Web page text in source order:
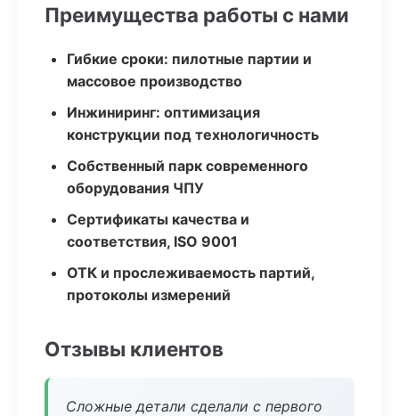
Преимущества работы с нами
Гибкие сроки: пилотные партии и
массовое производство
Инжиниринг: оптимизация
конструкции под технологичность
Собственный парк современного
оборудования ЧПУ
Сертификаты качества и
соответствия, ISO 9001
ОТК и прослеживаемость партий,
протоколы измерений
Отзывы клиентов
Сложные детали сделали с первого